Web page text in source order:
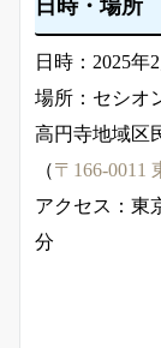
日時・場所
日時：2025年
場所：セシオ
高円寺地域区
（〒166-0011
アクセス：東
分